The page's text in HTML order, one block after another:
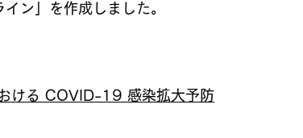
ン」を作成しました。
ける COVID-19 感染拡大予防